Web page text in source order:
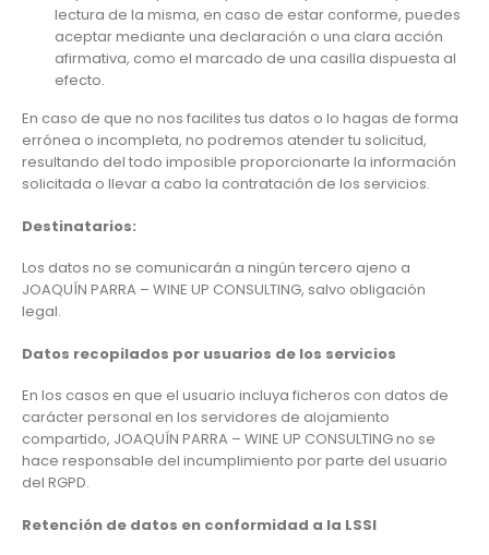
lectura de la misma, en caso de estar conforme, puedes
aceptar mediante una declaración o una clara acción
afirmativa, como el marcado de una casilla dispuesta al
efecto.
En caso de que no nos facilites tus datos o lo hagas de forma
errónea o incompleta, no podremos atender tu solicitud,
resultando del todo imposible proporcionarte la información
solicitada o llevar a cabo la contratación de los servicios.
Destinatarios:
Los datos no se comunicarán a ningún tercero ajeno a
JOAQUÍN PARRA – WINE UP CONSULTING, salvo obligación
legal.
Datos recopilados por usuarios de los servicios
En los casos en que el usuario incluya ficheros con datos de
carácter personal en los servidores de alojamiento
compartido, JOAQUÍN PARRA – WINE UP CONSULTING no se
hace responsable del incumplimiento por parte del usuario
del RGPD.
Retención de datos en conformidad a la LSSI